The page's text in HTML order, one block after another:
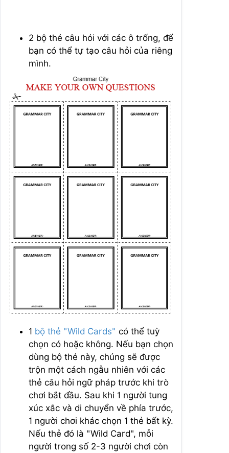
2 bộ thẻ câu hỏi với các ô trống, để
bạn có thể tự tạo câu hỏi của riêng
mình.
1 bộ thẻ "Wild Cards" có thể tuỳ
chọn có hoặc không. Nếu bạn chọn
dùng bộ thẻ này, chúng sẽ được
trộn một cách ngẫu nhiên với các
thẻ câu hỏi ngữ pháp trước khi trò
chơi bắt đầu. Sau khi 1 người tung
xúc xắc và di chuyển về phía trước,
1 người chơi khác chọn 1 thẻ bất kỳ.
Nếu thẻ đó là "Wild Card", mỗi
người trong số 2-3 người chơi còn